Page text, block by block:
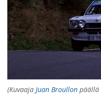
(Kuvaaja Juan Broullon päällä